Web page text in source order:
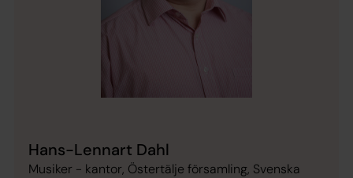
Hans-Lennart Dahl
Musiker - kantor, Östertälje församling, Svenska